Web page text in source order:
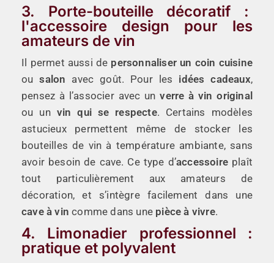
3. Porte-bouteille décoratif :
l'accessoire design pour les
amateurs de vin
Il permet aussi de personnaliser un coin cuisine
ou salon avec goût. Pour les idées cadeaux,
pensez à l’associer avec unverre à vin original
ou un vin qui se respecte. Certains modèles
astucieux permettent même de stocker les
bouteilles de vin à température ambiante, sans
avoir besoin de cave. Ce type d’accessoire plaît
tout particulièrement aux amateurs de
décoration, et s’intègre facilement dans une
cave à vin comme dans une pièce à vivre.
4. Limonadier professionnel :
pratique et polyvalent